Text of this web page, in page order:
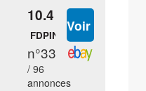
10.4 €
FDPIN
n°33
/ 96
annonces